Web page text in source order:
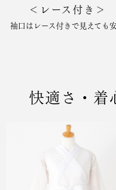
＜レース付き＞
袖口はレース付きで見えても
快適さ・着